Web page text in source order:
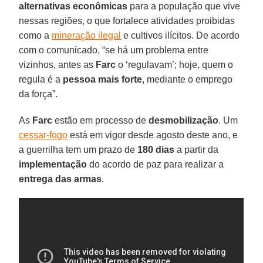
alternativas econômicas para a população que vive
nessas regiões, o que fortalece atividades proibidas
como a mineração ilegal e cultivos ilícitos. De acordo
com o comunicado, “se há um problema entre
vizinhos, antes as Farc o ‘regulavam’; hoje, quem o
regula é a pessoa mais forte, mediante o emprego
da força”.
As Farc estão em processo dedesmobilização. Um
cessar-fogo está em vigor desde agosto deste ano, e
a guerrilha tem um prazo de 180 dias a partir da
implementação do acordo de paz para realizar a
entrega das armas.